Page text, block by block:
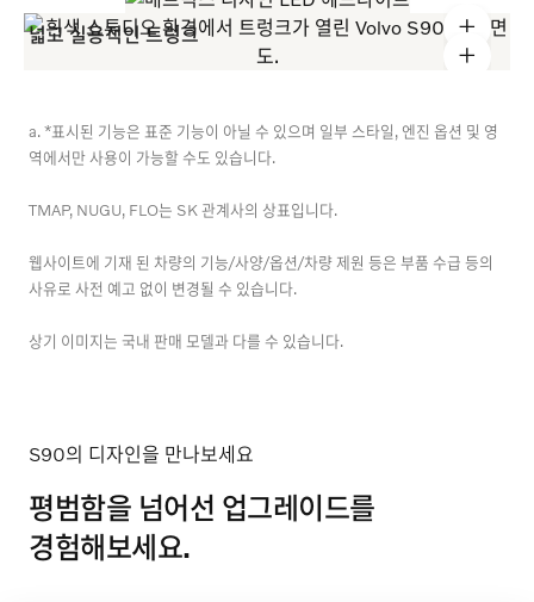
+
+
넓고 실용적인 트렁크
a. *표시된 기능은 표준 기능이 아닐 수 있으며 일부 스타일, 엔진 옵션 및 영
역에서만 사용이 가능할 수도 있습니다.
TMAP, NUGU, FLO는 SK 관계사의 상표입니다.
웹사이트에 기재 된 차량의 기능/사양/옵션/차량 제원 등은 부품 수급 등의
사유로 사전 예고 없이 변경될 수 있습니다.
상기 이미지는 국내 판매 모델과 다를 수 있습니다.
S90의 디자인을 만나보세요
평범함을 넘어선 업그레이드를
경험해보세요.